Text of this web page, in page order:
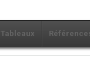
Tableaux